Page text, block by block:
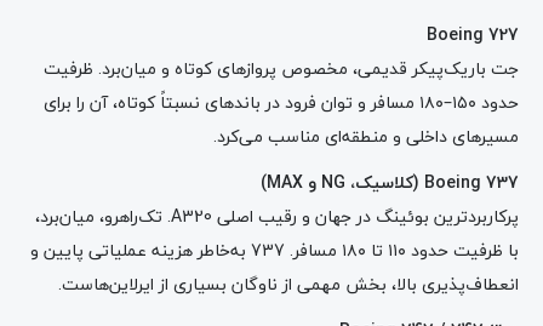
Boeing 727
جت باریک‌پیکر قدیمی، مخصوص پروازهای کوتاه و میان‌برد. ظرفیت
حدود ۱۵۰–۱۸۰ مسافر و توان فرود در باندهای نسبتاً کوتاه، آن را برای
مسیرهای داخلی و منطقه‌ای مناسب می‌کرد.
Boeing 737 ( کلاسیک، NG و
پرکاربردترین بوئینگ در جهان و رقیب اصلی A320. تک‌راهرو، میان‌برد،
با ظرفیت حدود ۱۱۰ تا ۱۸۰ مسافر. 737 به‌خاطر هزینه عملیاتی پایین و
انعطاف‌پذیری بالا، بخش مهمی از ناوگان بسیاری از ایرلاین‌هاست.